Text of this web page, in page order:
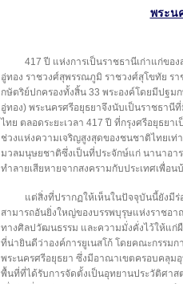
พระน
417 ปี แห่งการเป็นราชธานีเก่าแก่ขอ
อู่ทอง ราชวงศ์สุพรรณภูมิ ราชวงศ์สุโขทัย ร
กษัตริย์ปกครองทั้งสิ้น 33 พระองค์โดยมีปฐม
อู่ทอง) พระนครศรีอยุธยาจึงนับเป็นราชธา
ไทย ตลอดระยะเวลา 417 ปี ที่กรุงศรีอยุธย
ช่วงแห่งความเจริญสูงสุดของชนชาติไทยเท่
มวลมนุษยชาติซึ่งเป็นที่ประจักษ์แก่ นานาอา
ทำลายเสียหายจากสงครามกับประเทศเพื่อ
แต่สิ่งที่ปรากฏให้เห็นในปัจจุบันนี้ยังมี
สามารถอันยิ่งใหญ่ของบรรพบุรุษแห่งราชอา
ทางศิลปวัฒนธรรม และความมั่งคั่งไว้ให้แก่
ที่น่ายินดีว่าองค์การยูเนสโก้ โดยคณะกรรม
พระนครศรีอยุธยา ซึ่งมีอาณาเขตครอบคลุม
พื้นที่ที่ได้รับการจัดตั้งเป็นอุทยานประวัติศา